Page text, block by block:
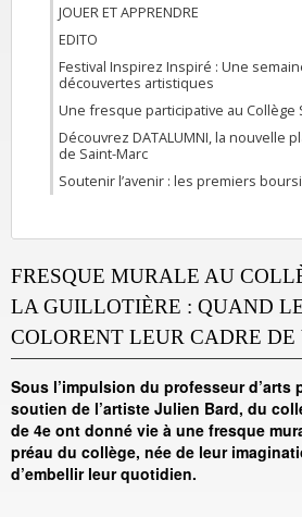
JOUER ET APPRENDRE
EDITO
Festival Inspirez Inspiré : Une
découvertes artistiques
Une fresque participative au Collège
Découvrez DATALUMNI, la nouvelle
de Saint-Marc
Soutenir l’avenir : les premiers
FRESQUE MURALE AU
LA GUILLOTIÈRE : QUAND
COLORENT LEUR CADRE DE
Sous l’impulsion du professeur d’arts
soutien de l’artiste Julien Bard, du
de 4e ont donné vie à une fresque
préau du collège, née de leur
d’embellir leur quotidien.